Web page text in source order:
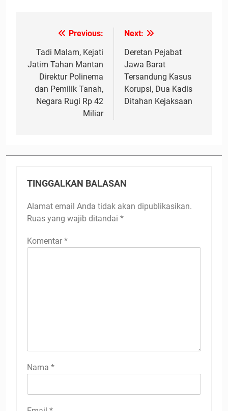
Navigasi
pos
Previous:
Tadi Malam, Kejati
Jatim Tahan Mantan
Direktur Polinema
dan Pemilik Tanah,
Negara Rugi Rp 42
Miliar
Next:
Deretan Pejabat
Jawa Barat
Tersandung Kasus
Korupsi, Dua Kadis
Ditahan Kejaksaan
TINGGALKAN BALASAN
Alamat email Anda tidak akan dipublikasikan.
Ruas yang wajib ditandai *
Komentar *
Nama *